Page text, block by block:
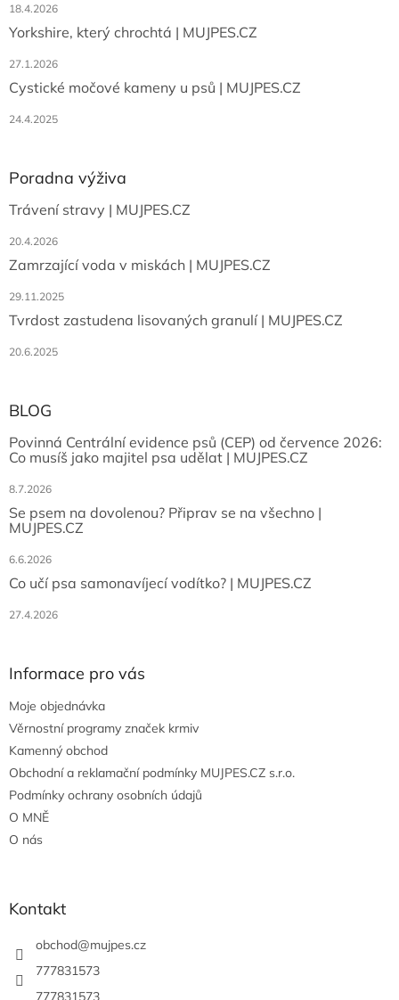
18.4.2026
Yorkshire, který chrochtá | MUJPES.CZ
27.1.2026
Cystické močové kameny u psů | MUJPES.CZ
24.4.2025
Poradna výživa
Trávení stravy | MUJPES.CZ
20.4.2026
Zamrzající voda v miskách | MUJPES.CZ
29.11.2025
Tvrdost zastudena lisovaných granulí | MUJPES.CZ
20.6.2025
BLOG
Povinná Centrální evidence psů (CEP) od července 2026:
Co musíš jako majitel psa udělat | MUJPES.CZ
8.7.2026
Se psem na dovolenou? Připrav se na všechno |
MUJPES.CZ
6.6.2026
Co učí psa samonavíjecí vodítko? | MUJPES.CZ
27.4.2026
Informace pro vás
Moje objednávka
Věrnostní programy značek krmiv
Kamenný obchod
Obchodní a reklamační podmínky MUJPES.CZ s.r.o.
Podmínky ochrany osobních údajů
O MNĚ
O nás
Kontakt
obchod@mujpes.cz
777831573
777831573